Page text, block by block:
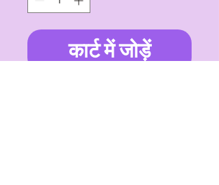
कार्ट में जोड़ें